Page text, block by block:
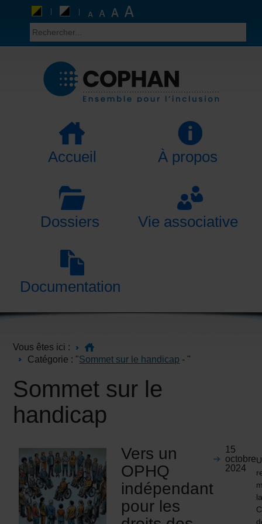
Accueil À propos
Dossiers Vie associative
Documentation
Vous êtes ici :
Catégorie : "Sommet sur le handicap - "
Sommet sur le
handicap
Vers un
OPHQ
indépendant
pour les
15
octobre
2024